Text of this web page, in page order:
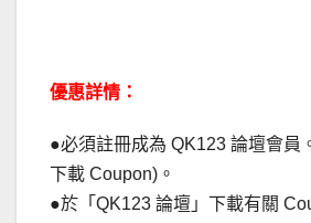
優惠詳情：
●必須註冊成為 QK123 論壇會員
下載 Coupon)。
●於「QK123 論壇」下載有關